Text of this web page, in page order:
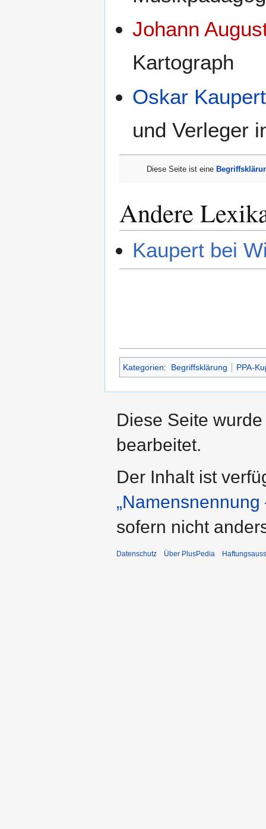
Johann
Kartograph
Oskar Kaupert
und Verleger
Diese Seite ist eine
Andere
Kaupert bei
Kategorien: Begriffsklärung PPA-
Diese Seite
bearbeitet.
Der Inhalt ist
sofern nicht
Datenschutz Über PlusPedia